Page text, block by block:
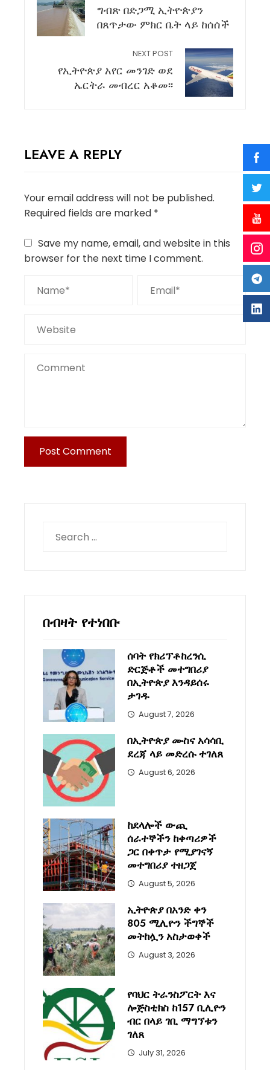
ግብጽ በድጋሚ ኢትዮጵያን
በጸጥታው ምክር ቤት ላይ ከሰሰች
NEXT POST
የኢትዮጵያ አየር መንገድ ወደ
ኤርትራ መብረር አቆመ፡፡
LEAVE A REPLY
Your email address will not be published.
Required fields are marked *
Save my name, email, and website in this
browser for the next time I comment.
for:
በብዛት የተነበቡ
ሰባት የክሪፕቶከረንሲ
ድርጅቶች መተግበሪያ
በኢትዮጵያ እንዳይሰሩ
ታገዱ
August 7, 2026
በኢትዮጵያ ሙስና አሳሳቢ
ደረጃ ላይ መድረሱ ተገለጸ
August 6, 2026
ከደላሎች ውጪ
ሰራተኞችን ከቀጣሪዎች
ጋር በቀጥታ የሚያገናኝ
መተግበሪያ ተዘጋጀ
August 5, 2026
ኢትዮጵያ በአንድ ቀን
805 ሚሊዮን ችግኞች
መትከሏን አስታወቀች
August 3, 2026
የባህር ትራንስፖርት እና
ሎጅስቲክስ ከ157 ቢሊዮን
ብር በላይ ገቢ ማግኘቱን
ገለጸ
July 31, 2026